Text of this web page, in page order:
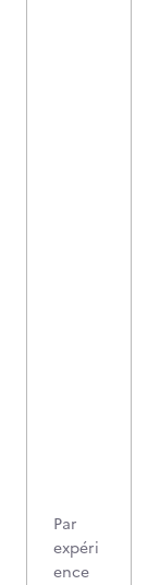
Par
expéri
ence